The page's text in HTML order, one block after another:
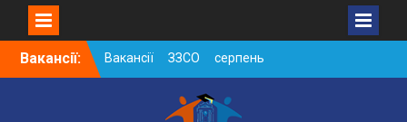
SkipВакансії:
Вакансії ЗЗСО серпень
2026
Вакансії ЗЗСО червень